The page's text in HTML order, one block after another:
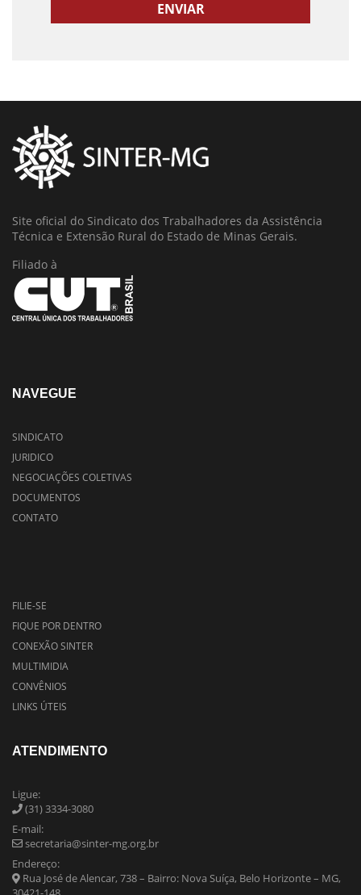
Site oficial do Sindicato dos Trabalhadores da Assistência
Técnica e Extensão Rural do Estado de Minas Gerais.
Filiado à
NAVEGUE
SINDICATO
JURIDICO
NEGOCIAÇÕES COLETIVAS
DOCUMENTOS
CONTATO
FILIE-SE
FIQUE POR DENTRO
CONEXÃO SINTER
MULTIMIDIA
CONVÊNIOS
LINKS ÚTEIS
ATENDIMENTO
Ligue:
(31) 3334-3080
E-mail:
secretaria@sinter-mg.org.br
Endereço:
Rua José de Alencar, 738 – Bairro: Nova Suíça, Belo Horizonte – MG,